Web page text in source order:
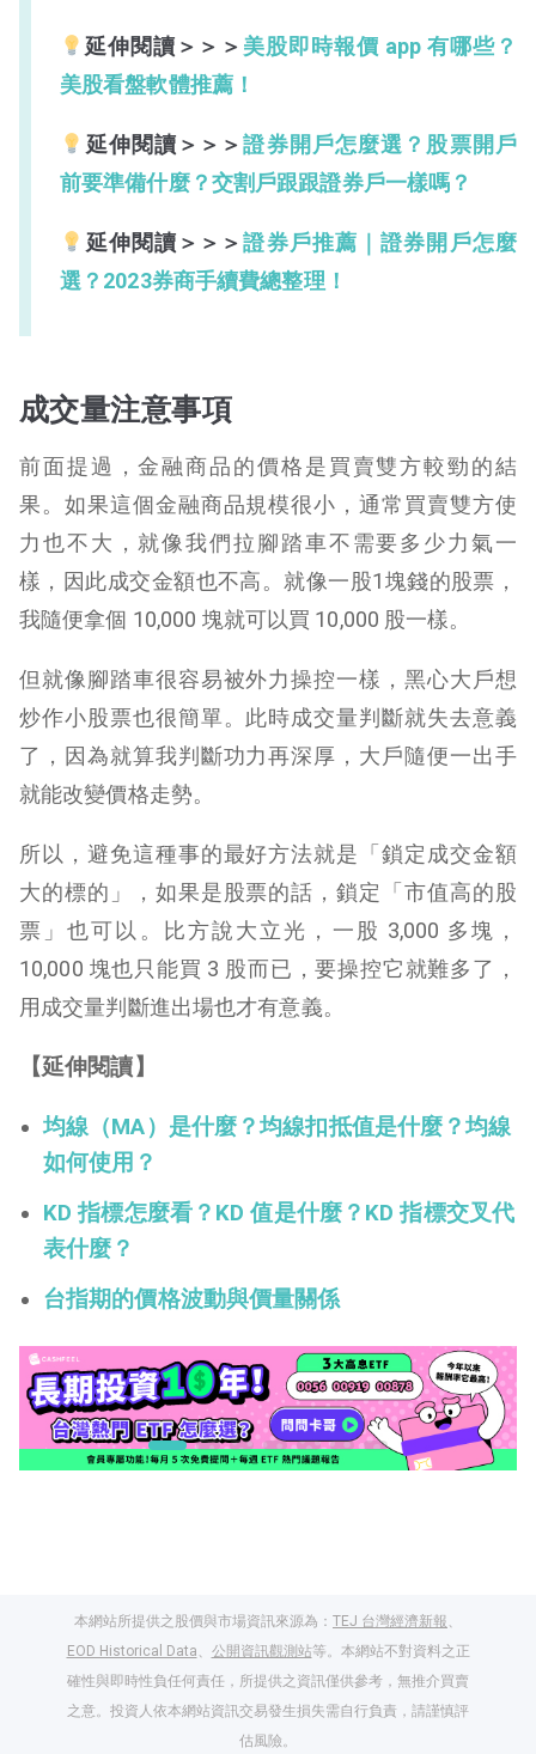
延伸閱讀＞＞＞ 美股即時報價 app 有哪些？
美股看盤軟體推薦！
延伸閱讀＞＞＞證券開戶怎麼選？股票開戶
前要準備什麼？交割戶跟跟證券戶一樣嗎？
延伸閱讀＞＞＞證券戶推薦｜證券開戶怎麼
選？2023券商手續費總整理！
成交量注意事項
前面提過，金融商品的價格是買賣雙方較勁的結
果。如果這個金融商品規模很小，通常買賣雙方使
力也不大，就像我們拉腳踏車不需要多少力氣一
樣，因此成交金額也不高。就像一股1塊錢的股票，
我隨便拿個 10,000 塊就可以買 10,000 股一樣。
但就像腳踏車很容易被外力操控一樣，黑心大戶想
炒作小股票也很簡單。此時成交量判斷就失去意義
了，因為就算我判斷功力再深厚，大戶隨便一出手
就能改變價格走勢。
所以，避免這種事的最好方法就是「鎖定成交金額
大的標的」，如果是股票的話，鎖定「市值高的股
票」也可以。比方說大立光，一股 3,000 多塊，
10,000 塊也只能買 3 股而已，要操控它就難多了，
用成交量判斷進出場也才有意義。
【延伸閱讀】
均線（MA）是什麼？均線扣抵值是什麼？均線
如何使用？
KD 指標怎麼看？KD 值是什麼？KD 指標交叉代
表什麼？
台指期的價格波動與價量關係
本網站所提供之股價與市場資訊來源為： TEJ 台灣經濟新報
EOD Historical Data
公開資訊觀測站等。本網站不對資料之正
確性與即時性負任何責任，所提供之資訊僅供參考，無推介買賣
之意。投資人依本網站資訊交易發生損失需自行負責，請謹慎評
估風險。